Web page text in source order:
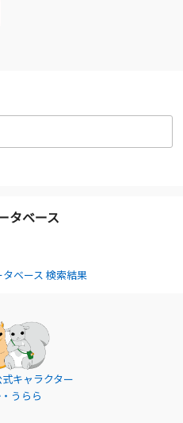
タベース
ベース 検索結果
キャラクター
うらら